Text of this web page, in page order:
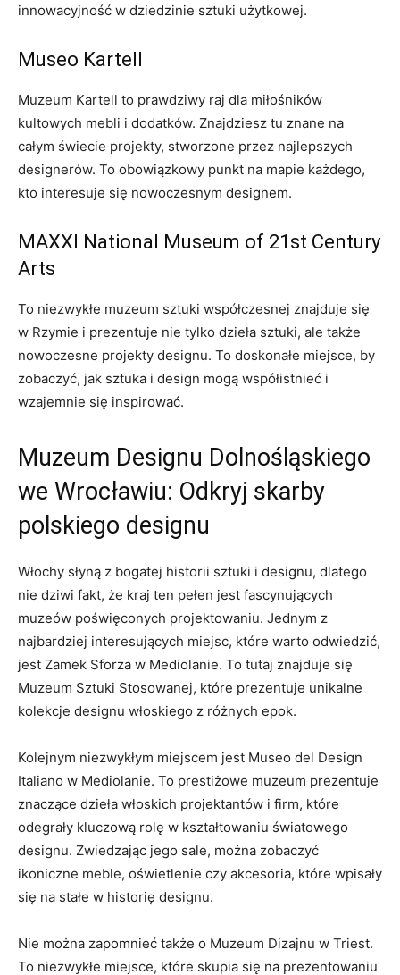
innowacyjność w dziedzinie ‌sztuki użytkowej.
Museo Kartell
Muzeum Kartell to prawdziwy raj dla‍ miłośników
kultowych mebli i dodatków. Znajdziesz tu ⁣znane na‍
całym świecie projekty, stworzone przez najlepszych ​
designerów. To obowiązkowy punkt na⁣ mapie każdego,
kto interesuje się ⁤nowoczesnym‌ designem.
MAXXI National Museum⁤ of 21st Century
Arts
To niezwykłe muzeum sztuki współczesnej znajduje‌ się⁣
w Rzymie i⁤ prezentuje⁣ nie tylko dzieła sztuki, ale także
nowoczesne projekty designu.⁢ To​ doskonałe miejsce, by
zobaczyć, jak​ sztuka ‍i design mogą ⁣współistnieć i
wzajemnie się ​inspirować.
Muzeum Designu Dolnośląskiego ​
we Wrocławiu: ⁢Odkryj‌ skarby​
polskiego designu
Włochy słyną z bogatej historii sztuki i⁢ designu, dlatego
nie ⁣dziwi fakt, że‍ kraj ten pełen⁤ jest‌ fascynujących
muzeów poświęconych‌ projektowaniu.‍ Jednym z
‌najbardziej interesujących miejsc,⁤ które warto odwiedzić,
jest ⁣Zamek Sforza w Mediolanie. To ‍tutaj znajduje się
Muzeum⁣ Sztuki‍ Stosowanej, ⁤które prezentuje unikalne
⁢kolekcje designu włoskiego ⁢z różnych epok.
Kolejnym niezwykłym‍ miejscem‍ jest ‍Museo ​del​ Design⁣
Italiano w‍ Mediolanie. To⁢ prestiżowe ​muzeum prezentuje
znaczące dzieła ‍włoskich projektantów ​i firm, które
odegrały‍ kluczową rolę w kształtowaniu ⁢światowego ​
designu. ⁢Zwiedzając jego ⁣sale, można zobaczyć
ikoniczne meble, oświetlenie czy‍ akcesoria, które wpisały
się na stałe w historię designu.
Nie można zapomnieć także o ‍Muzeum‌ Dizajnu‍ w‌ Triest.
To niezwykłe miejsce, które ‍skupia się‍ na prezentowaniu